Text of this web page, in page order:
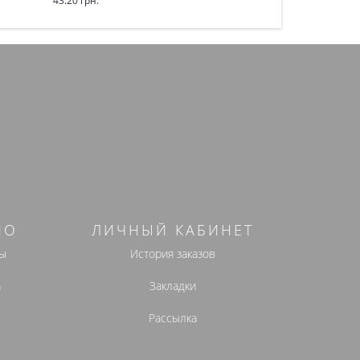
ЛИЧНЫЙ КАБИНЕТ
История заказов
Закладки
Рассылка